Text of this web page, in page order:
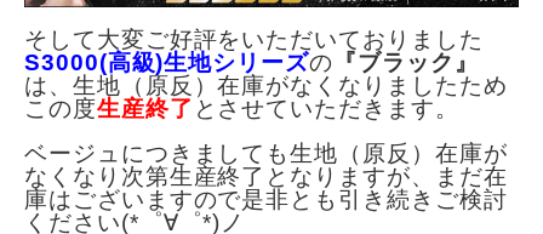
そして大変ご好評をいただいておりました
S3000(高級)生地シリーズの 『ブラック』
は、生地（原反）在庫がなくなりましたため
この度生産終了 とさせていただきます。
ベージュにつきましても生地（原反）在庫が
なくなり次第生産終了となりますが、まだ在
庫はございますので是非とも引き続きご検討
ください(*゜∀゜*)ノ